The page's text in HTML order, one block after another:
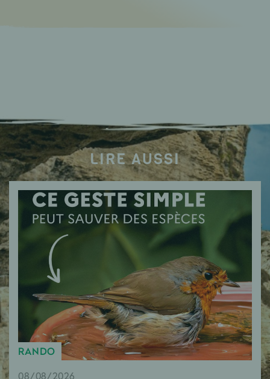
LIRE AUSSI
RANDO
08/08/2026